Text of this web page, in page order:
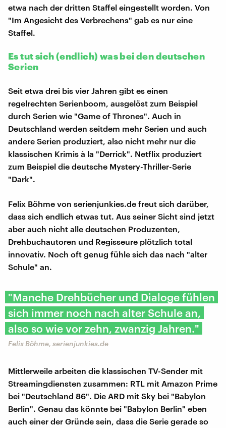
etwa nach der dritten Staffel eingestellt worden. Von
"Im Angesicht des Verbrechens" gab es nur eine
Staffel.
Es tut sich (endlich) was bei den deutschen
Serien
Seit etwa drei bis vier Jahren gibt es einen
regelrechten Serienboom, ausgelöst zum Beispiel
durch Serien wie "Game of Thrones". Auch in
Deutschland werden seitdem mehr Serien und auch
andere Serien produziert, also nicht mehr nur die
klassischen Krimis à la "Derrick". Netflix produziert
zum Beispiel die deutsche Mystery-Thriller-Serie
"Dark".
Felix Böhme von serienjunkies.de freut sich darüber,
dass sich endlich etwas tut. Aus seiner Sicht sind jetzt
aber auch nicht alle deutschen Produzenten,
Drehbuchautoren und Regisseure plötzlich total
innovativ. Noch oft genug fühle sich das nach "alter
Schule" an.
"Manche Drehbücher und Dialoge fühlen
sich immer noch nach alter Schule an,
also so wie vor zehn, zwanzig Jahren."
Felix Böhme, serienjunkies.de
Mittlerweile arbeiten die klassischen TV-Sender mit
Streamingdiensten zusammen: RTL mit Amazon Prime
bei "Deutschland 86". Die ARD mit Sky bei "Babylon
Berlin". Genau das könnte bei "Babylon Berlin" eben
auch einer der Gründe sein, dass die Serie gerade so